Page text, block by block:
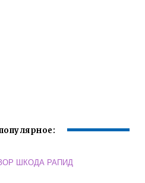
ШКОДА РАПИД